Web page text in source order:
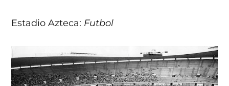
Estadio Azteca: Futbol